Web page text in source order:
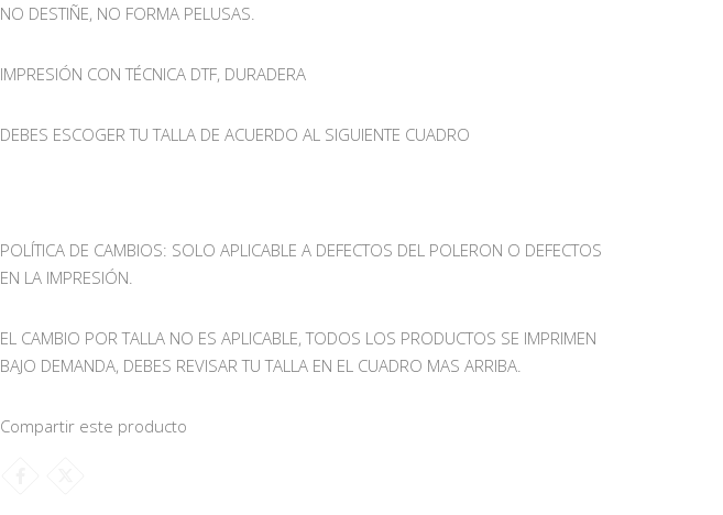
NO DESTIÑE, NO FORMA PELUSAS.
IMPRESIÓN CON TÉCNICA DTF, DURADERA
DEBES ESCOGER TU TALLA DE ACUERDO AL SIGUIENTE CUADRO
POLÍTICA DE CAMBIOS: SOLO APLICABLE A DEFECTOS DEL POLERON O DEFECTOS
EN LA IMPRESIÓN.
EL CAMBIO POR TALLA NO ES APLICABLE, TODOS LOS PRODUCTOS SE IMPRIMEN
BAJO DEMANDA, DEBES REVISAR TU TALLA EN EL CUADRO MAS ARRIBA.
Compartir este producto